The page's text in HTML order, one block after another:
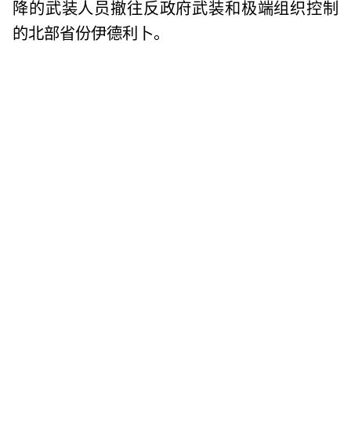
降的武装人员撤往反政府武装和极端组织控制
的北部省份伊德利卜。